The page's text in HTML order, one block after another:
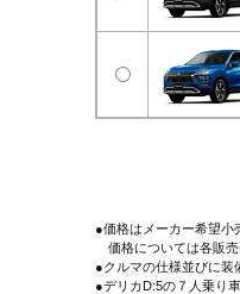
●価格はメーカー希望小
価格については各販売
●クルマの仕様並びに装
●デリカD:5の７人乗り